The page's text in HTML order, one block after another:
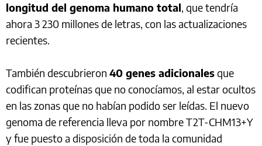
longitud del genoma humano total, que tendría
ahora 3 230 millones de letras, con las actualizaciones
recientes.
También descubrieron 40 genes adicionalesque
codifican proteínas que no conocíamos, al estar ocultos
en las zonas que no habían podido ser leídas. El nuevo
genoma de referencia lleva por nombre T2T-CHM13+Y
y fue puesto a disposición de toda la comunidad